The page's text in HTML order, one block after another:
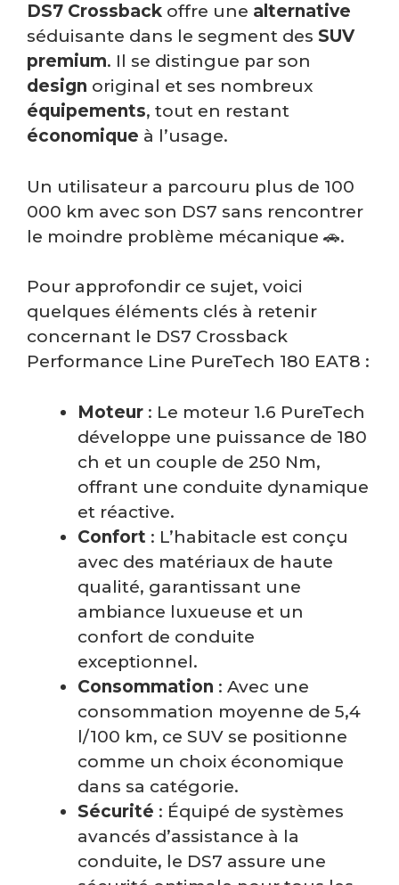
DS7 Crossback offre une alternative
séduisante dans le segment des SUV
premium. Il se distingue par son
design original et ses nombreux
équipements, tout en restant
économique à l’usage.
Un utilisateur a parcouru plus de 100
000 km avec son DS7 sans rencontrer
le moindre problème mécanique 🚗.
Pour approfondir ce sujet, voici
quelques éléments clés à retenir
concernant le DS7 Crossback
Performance Line PureTech 180 EAT8 :
Moteur : Le moteur 1.6 PureTech
développe une puissance de 180
ch et un couple de 250 Nm,
offrant une conduite dynamique
et réactive.
Confort : L’habitacle est conçu
avec des matériaux de haute
qualité, garantissant une
ambiance luxueuse et un
confort de conduite
exceptionnel.
Consommation : Avec une
consommation moyenne de 5,4
l/100 km, ce SUV se positionne
comme un choix économique
dans sa catégorie.
Sécurité : Équipé de systèmes
avancés d’assistance à la
conduite, le DS7 assure une